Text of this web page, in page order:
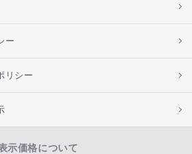
ー
リシー
示価格について